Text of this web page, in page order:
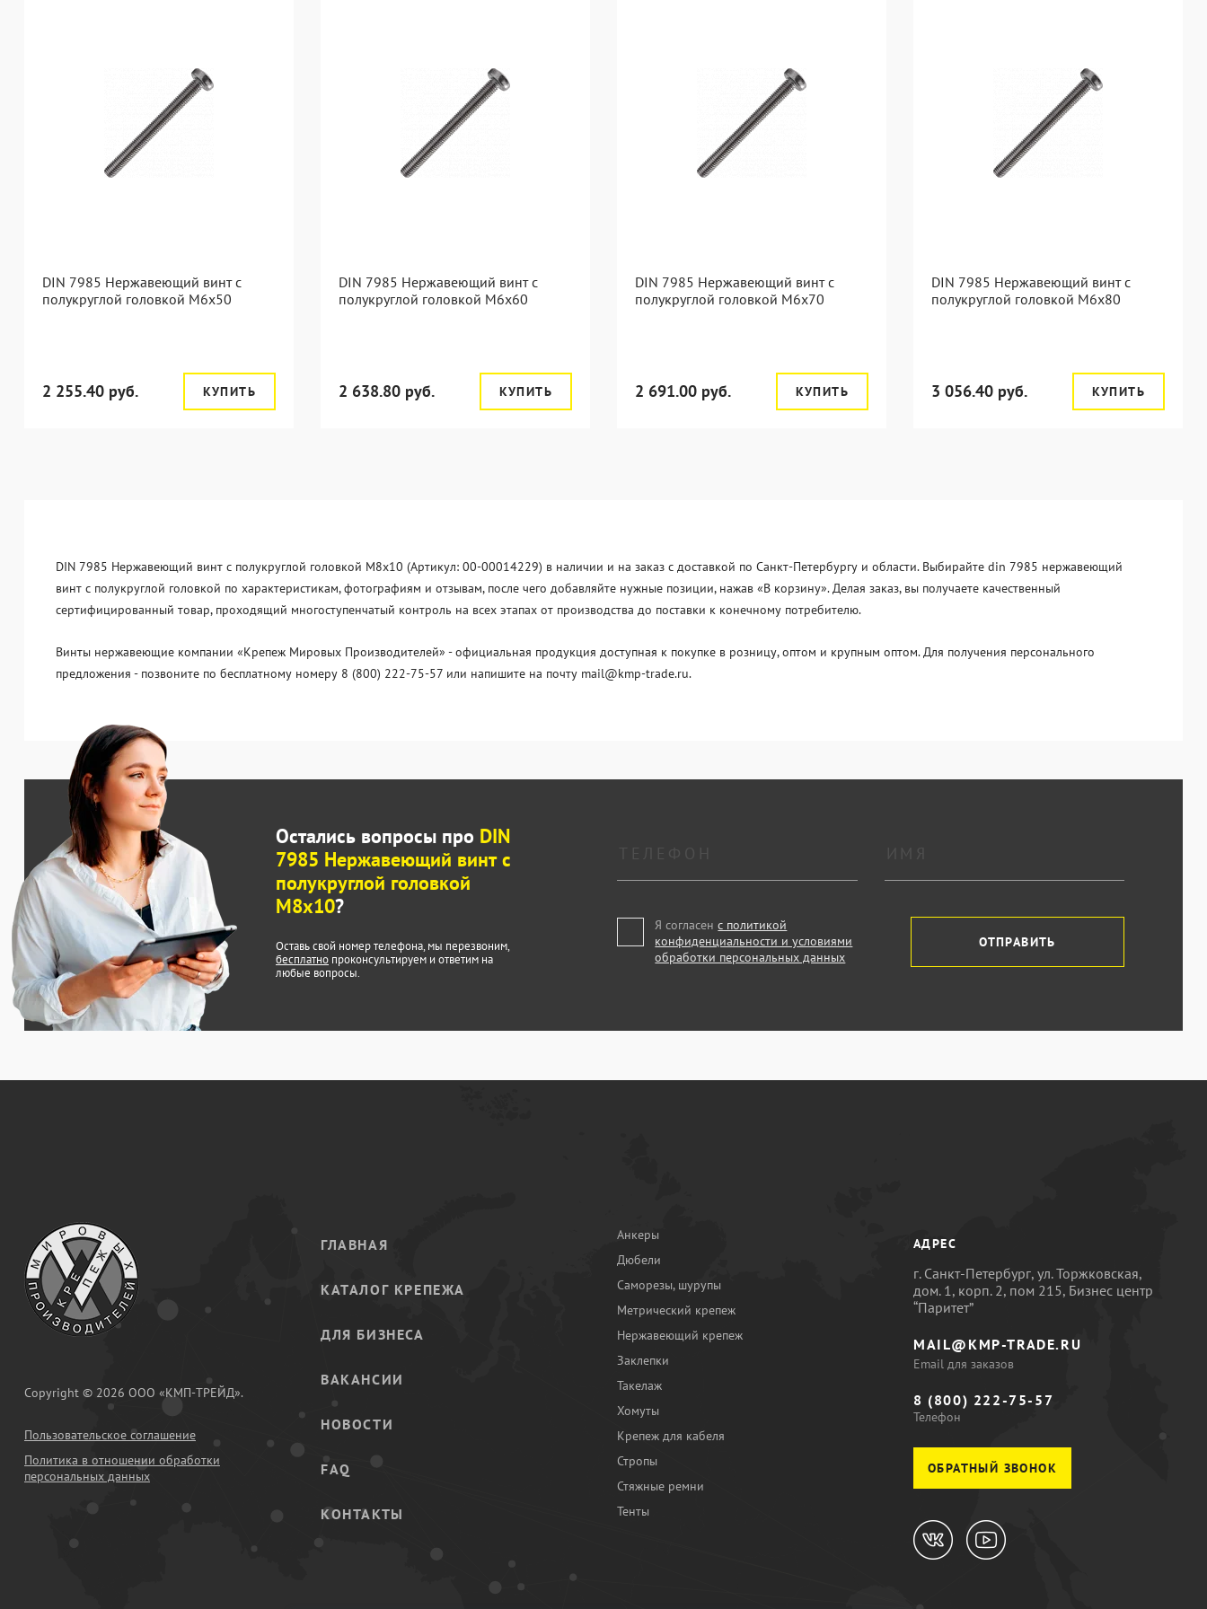
DIN 7985 Нержавеющий винт с
полукруглой головкой М6х50
2 255.40 руб. КУПИТЬ
DIN 7985 Нержавеющий винт с
полукруглой головкой М6х60
2 638.80 руб. КУПИТЬ
DIN 7985 Нержавеющий винт с
полукруглой головкой М6х70
2 691.00 руб. КУПИТЬ
DIN 7985 Нержавеющий винт с
полукруглой головкой М6х80
3 056.40 руб. КУПИТЬ
DIN 7985 Нержавеющий винт с полукруглой головкой М8х10 (Артикул: 00-00014229) в наличии и на заказ с доставкой по Санкт-Петербургу и области. Выбирайте din 7985 нержавеющий
винт с полукруглой головкой по характеристикам, фотографиям и отзывам, после чего добавляйте нужные позиции, нажав «В корзину». Делая заказ, вы получаете качественный
сертифицированный товар, проходящий многоступенчатый контроль на всех этапах от производства до поставки к конечному потребителю.
Винты нержавеющие компании «Крепеж Мировых Производителей» - официальная продукция доступная к покупке в розницу, оптом и крупным оптом. Для получения персонального
предложения - позвоните по бесплатному номеру 8 (800) 222-75-57 или напишите на почту mail@kmp-trade.ru.
Остались вопросы про DIN
7985 Нержавеющий винт с
полукруглой головкой
М8х10?
Оставь свой номер телефона, мы перезвоним,
бесплатно проконсультируем и ответим на
любые вопросы.
Я согласенс политикой
конфиденциальности и условиями
обработки персональных данных
ОТПРАВИТЬ
Copyright © 2026 ООО «КМП-ТРЕЙД».
Пользовательское соглашение
Политика в отношении обработки
персональных данных
ГЛАВНАЯ
КАТАЛОГ КРЕПЕЖА
ДЛЯ БИЗНЕСА
ВАКАНСИИ
НОВОСТИ
FAQ
КОНТАКТЫ
Анкеры
Дюбели
Саморезы, шурупы
Метрический крепеж
Нержавеющий крепеж
Заклепки
Такелаж
Хомуты
Крепеж для кабеля
Стропы
Стяжные ремни
Тенты
АДРЕС
г. Санкт-Петербург, ул. Торжковская,
дом. 1, корп. 2, пом 215, Бизнес центр
“Паритет”
MAIL@KMP-TRADE.RU
Email для заказов
8 (800) 222-75-57
Телефон
ОБРАТНЫЙ ЗВОНОК